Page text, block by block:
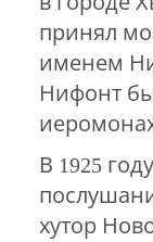
принял
именем
Нифонт
В 1925
хутор